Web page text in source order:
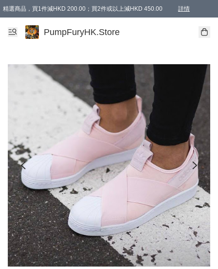
精選商品，買1件減HKD 200.00；買2件或以上減HKD 450.00 詳情
AAPE商品,會員專享9折或以上（按會員等級）AAPE products, members can
精選商品，任選買2件或以上減HKD 100.00
購物滿 HKD 800.00即享免運費優惠！（適用於 特定的送貨方式 )
PumpFuryHK.Store